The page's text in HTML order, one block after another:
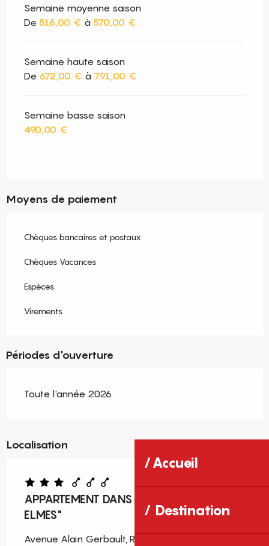
Accueil
Destination
Semaine moyenne saison
De 518,00 € à 570,00 €
Semaine haute saison
De 672,00 € à 791,00 €
Semaine basse saison
490,00 €
Moyens de paiement
Chèques bancaires et postaux
Chèques Vacances
Espèces
Virements
Périodes d'ouverture
Toute l'année 2026
Localisation
APPARTEMENT DANS RÉSIDENCE ''LES
ELMES"
Avenue Alain Gerbault, Résidence les Elmes,